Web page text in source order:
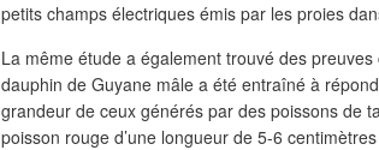
petits champs électriques émis par les proies
La même étude a également trouvé des
dauphin de Guyane mâle a été entraîné à
grandeur de ceux générés par des poissons de
poisson rouge d’une longueur de 5-6